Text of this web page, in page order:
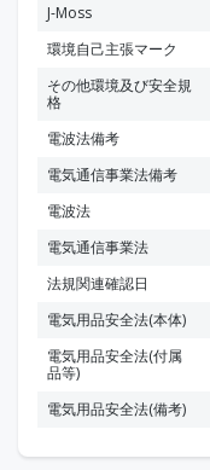
J-Moss
環境自己主張マーク
その他環境及び安全規
格
電波法備考
電気通信事業法備考
電波法
電気通信事業法
法規関連確認日
電気用品安全法(本体)
電気用品安全法(付属
品等)
電気用品安全法(備考)